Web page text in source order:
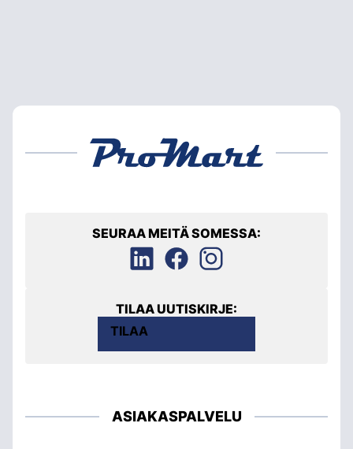
SEURAA MEITÄ SOMESSA:
TILAA UUTISKIRJE:
TILAA
ASIAKASPALVELU